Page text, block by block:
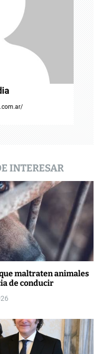
INTERESAR
maltraten animales
de conducir